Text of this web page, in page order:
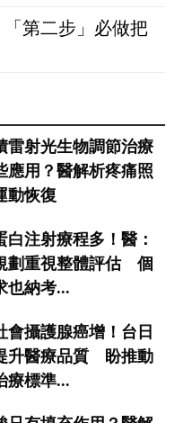
第二步」必做把
雷射光生物調節治療
應用？醫解析疼痛照
動恢復
白注射療程多！醫：
劃重視整體評估 個
也納考...
會攝護腺癌增！台日
升醫療品質 盼推動
療標準...